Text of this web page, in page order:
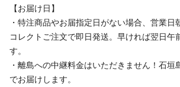
【お届け日】
・特注商品やお届指定日がない場合、営業日
コレクトご注文で即日発送。早ければ翌日午
す。
・離島への中継料金はいただきません！石垣
でお届けします。